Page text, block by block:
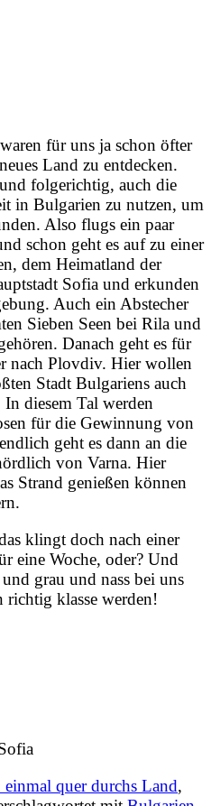
für uns ja schon öfter
Land zu entdecken.
folgerichtig, auch die
in Bulgarien zu nutzen, um
Also flugs ein paar
schon geht es auf zu einer
dem Heimatland der
Sofia und erkunden
Auch ein Abstecher
Sieben Seen bei Rila und
Danach geht es für
nach Plovdiv. Hier wollen
Stadt Bulgariens auch
In diesem Tal werden
für die Gewinnung von
geht es dann an die
von Varna. Hier
Strand genießen können
klingt doch nach einer
eine Woche, oder? Und
grau und nass bei uns
richtig klasse werden!
quer durchs Land,